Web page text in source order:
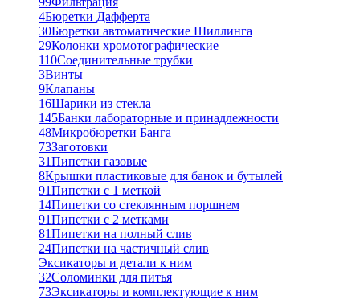
4Бюретки Дафферта
30Бюретки автоматические Шиллинга
29Колонки хромотографические
110Соединительные трубки
3Винты
9Клапаны
16Шарики из стекла
145Банки лабораторные и принадлежности
48Микробюретки Банга
73Заготовки
31Пипетки газовые
8Крышки пластиковые для банок и бутылей
91Пипетки с 1 меткой
14Пипетки со стеклянным поршнем
91Пипетки с 2 метками
81Пипетки на полный слив
24Пипетки на частичный слив
Эксикаторы и детали к ним
32Соломинки для питья
73Эксикаторы и комплектующие к ним